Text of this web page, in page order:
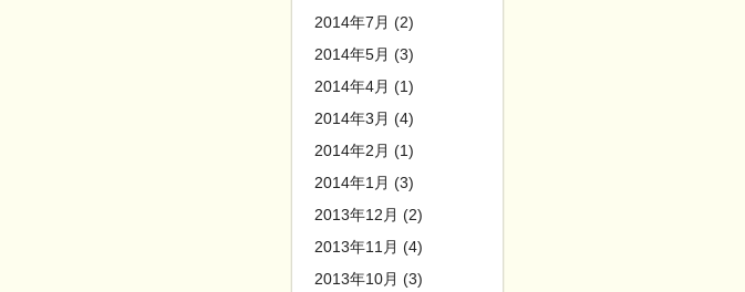
2014年7月 (2)
2014年5月 (3)
2014年4月 (1)
2014年3月 (4)
2014年2月 (1)
2014年1月 (3)
2013年12月 (2)
2013年11月 (4)
2013年10月 (3)